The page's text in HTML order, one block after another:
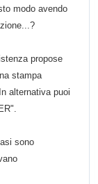
modo avendo
propose
stampa
alternativa puoi
sono